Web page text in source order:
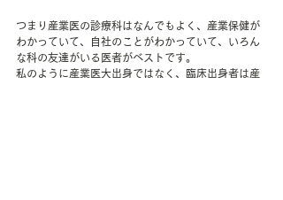
つまり産業医の診療科はなんでもよく、産業保健が
わかっていて、自社のことがわかっていて、いろん
な科の友達がいる医者がベストです。
私のように産業医大出身ではなく、臨床出身者は産